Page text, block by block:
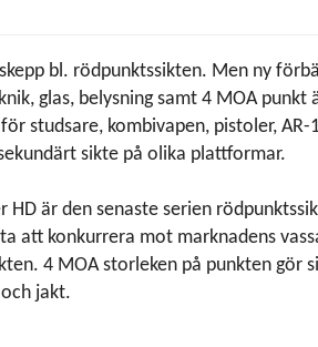
bl. rödpunktssikten. Men ny
glas, belysning samt 4 MOA punkt
studsare, kombivapen, pistoler, AR-
sikte på olika plattformar.
HD är den senaste serien
att konkurrera mot marknadens
4 MOA storleken på punkten gör
jakt.